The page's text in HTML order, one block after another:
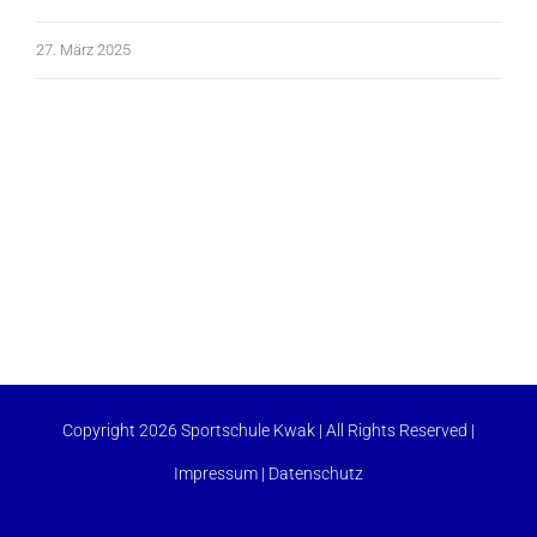
27. März 2025
Copyright 2026 Sportschule Kwak | All Rights Reserved |
Impressum | Datenschutz